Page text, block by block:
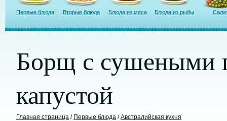
Первые блюда Вторые блюда Блюда из мяса Блюда из рыбы
Борщ с сушеными
капустой
Главная страница / Первые блюда /Австралийская кухня